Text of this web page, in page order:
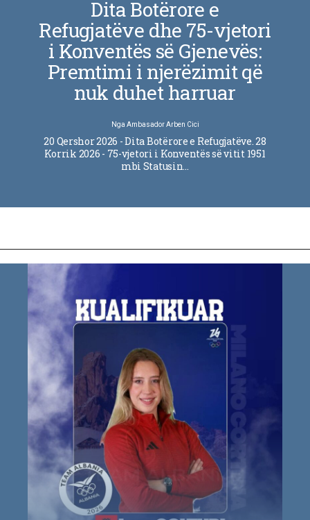
Dita Botërore e
Refugjatëve dhe 75-vjetori
i Konventës së Gjenevës:
Premtimi i njerëzimit që
nuk duhet harruar
Nga Ambasador Arben Cici
20 Qershor 2026 - Dita Botërore e Refugjatëve. 28
Korrik 2026 - 75-vjetori i Konventës së vitit 1951
mbi Statusin…